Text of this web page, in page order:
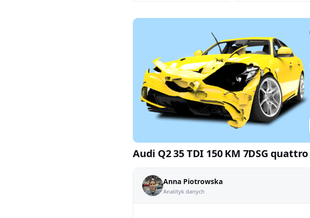
Audi Q2 35 TDI 150 KM 7DSG
Anna Piotrowska
Analityk danych